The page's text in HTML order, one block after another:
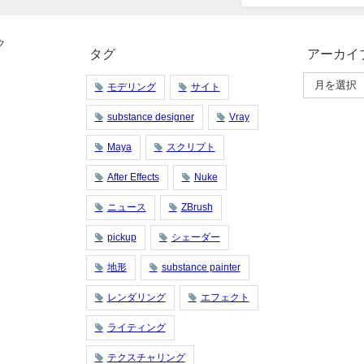
タグ
モデリング サイト
substance designer Vray
Maya スクリプト
After Effects Nuke
ニュース ZBrush
pickup シェーダー
地形 substance painter
レンダリング エフェクト
ライティング
テクスチャリング
アーカイ